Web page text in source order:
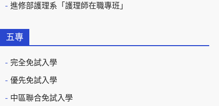
進修部護理系「護理師在職專班」
五專
完全免試入學
優先免試入學
中區聯合免試入學